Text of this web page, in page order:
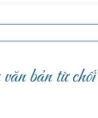
bản từ